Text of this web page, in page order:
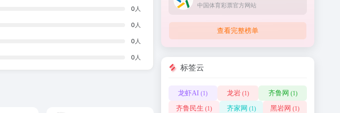
0 人
0 人
0 人
0 人
中国体育彩票官方网站
查看完整榜单
标签云
龙虾AI (1) 龙岩 (1) 齐鲁网 (1)
齐鲁民生 (1) 齐家网 (1) 黑岩网 (1)